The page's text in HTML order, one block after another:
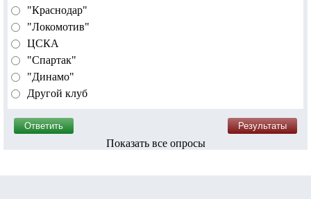
"Краснодар"
"Локомотив"
ЦСКА
"Спартак"
"Динамо"
Другой клуб
Показать все опросы